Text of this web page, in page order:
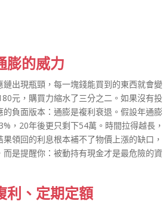
膨的威力
出現瓶頸，每一塊錢能買到的東西就會變
元，購買力縮水了三分之二。如果沒有投
負面版本：通膨是複利衰退。假設年通膨
，20年後更只剩下54萬。時間拉得越長，
領回的利息根本補不了物價上漲的缺口，
是提醒你：被動持有現金才是最危險的資
利、定期定額